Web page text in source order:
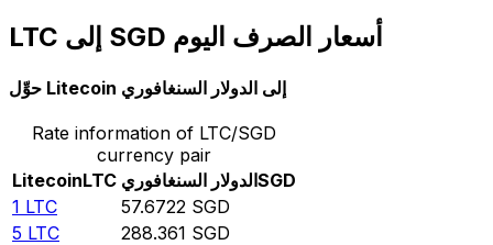
LTC إلى SGD أسعار الصرف اليوم
حوِّل Litecoin إلى الدولار السنغافوري
Rate information of LTC/SGD
currency pair
LitecoinLTC الدولار السنغافوريSGD
1 LTC 57.6722 SGD
5 LTC 288.361 SGD